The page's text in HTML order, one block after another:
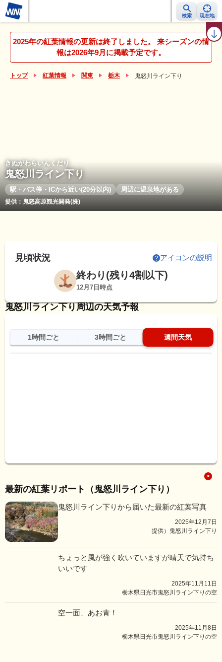
検索 現在地
紅葉レーダー 紅葉ニュース 京都 見頃カレンダー 名所ランキング
2025年の紅葉情報の更新は終了しました。 来シーズンの情
報は2026年9月に掲載予定です。
トップ 紅葉情報 関東 栃木 鬼怒川ライン下り
きぬがわらいんくだり
鬼怒川ライン下り
駅・バス停・ICから近い(20分以内) 周辺に温泉地がある
提供：鬼怒高原観光開発(株)
見頃状況 アイコンの説明
終わり(残り4割以下)
12月7日時点
鬼怒川ライン下り周辺の天気予報
1時間ごと 3時間ごと 週間天気
最新の紅葉リポート（鬼怒川ライン下り）
鬼怒川ライン下りから届いた最新の紅葉写真
2025年12月7日
提供）鬼怒川ライン下り
ちょっと風が強く吹いていますが晴天で気持ち
いいです
2025年11月11日
栃木県日光市鬼怒川ライン下りの空
空一面、あお青！
2025年11月8日
栃木県日光市鬼怒川ライン下りの空